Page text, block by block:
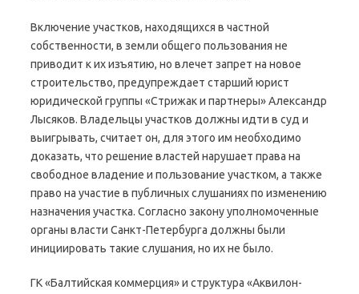
Включение участков, находящихся в частной
собственности, в земли общего пользования не
приводит к их изъятию, но влечет запрет на новое
строительство, предупреждает старший юрист
юридической группы «Стрижак и партнеры» Александр
Лысяков. Владельцы участков должны идти в суд и
выигрывать, считает он, для этого им необходимо
доказать, что решение властей нарушает права на
свободное владение и пользование участком, а также
право на участие в публичных слушаниях по изменению
назначения участка. Согласно закону уполномоченные
органы власти Санкт-Петербурга должны были
инициировать такие слушания, но их не было.
ГК «Балтийская коммерция» и структура «Аквилон-